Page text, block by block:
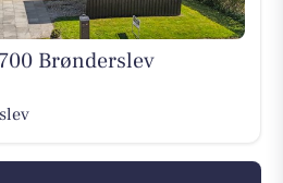
Brønderslev